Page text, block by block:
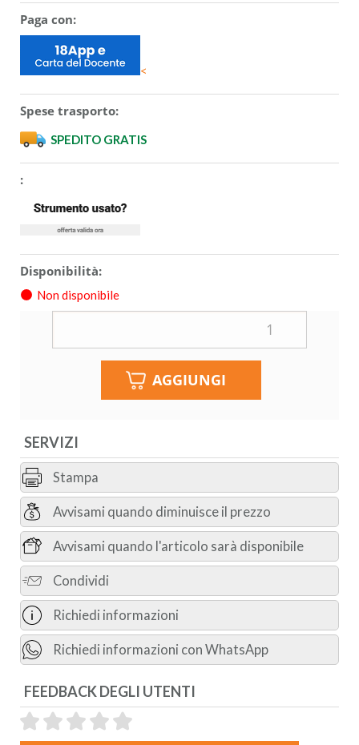
Paga con:
<
Spese trasporto:
SPEDITO GRATIS
:
Disponibilità:
Non disponibile
SERVIZI
Stampa
Avvisami quando diminuisce il prezzo
Avvisami quando l'articolo sarà disponibile
Condividi
Richiedi informazioni
Richiedi informazioni con WhatsApp
FEEDBACK DEGLI UTENTI